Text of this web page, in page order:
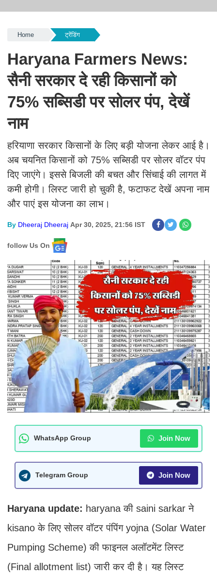
Home ट्रेंडिंग
Haryana Farmers News:
सैनी सरकार दे रही किसानों को
75% सब्सिडी पर सोलर पंप, देखें
नाम
हरियाणा सरकार किसानों के लिए बड़ी योजना लेकर आई है।
अब चयनित किसानों को 75% सब्सिडी पर सोलर वॉटर पंप
दिए जाएंगे। इससे बिजली की बचत और सिंचाई की लागत में
कमी होगी। लिस्ट जारी हो चुकी है, फटाफट देखें अपना नाम
और पाएं इस योजना का लाभ।
By Dheeraj Dheeraj Apr 30, 2025, 21:56 IST
follow Us On
WhatsApp Group Join Now
Telegram Group Join Now
Haryana update: haryana की saini sarkar ने
kisano के लिए सोलर वॉटर पंपिंग yojna (Solar Water
Pumping Scheme) की फाइनल अलॉटमेंट लिस्ट
(Final allotment list) जारी कर दी है। यह लिस्ट